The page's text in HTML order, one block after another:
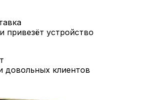
привезёт устройство
довольных клиентов